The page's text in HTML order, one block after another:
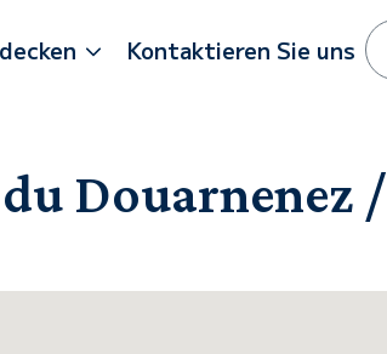
Kontaktieren Sie uns
Douarnenez /